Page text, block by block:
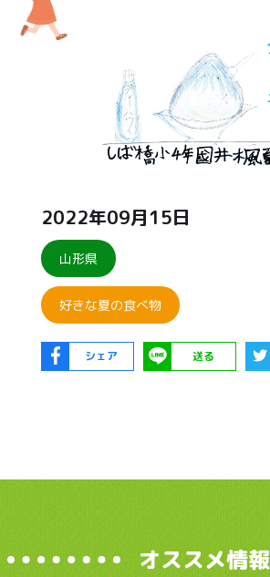
2022年09月15日
山形県
好きな夏の食べ物
シェア 送る
オススメ情報